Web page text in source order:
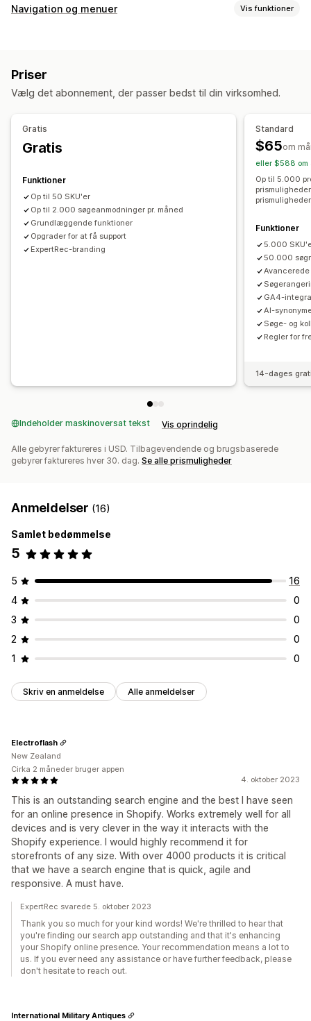
Søgefunktioner
Produktanbefalinger
Personlig søgning Tilpasset rangering
Søgelinje
Visningstilpasning
Filtervisning
Side med søgeresultater
Sortering
Analyser
Indblik med kunstig intelligens
Konverteringssporing
Navigation og menuer Vis funktioner
Tilpasning
Træk og slip-editor
Flere sprog
Priser
Vælg det abonnement, der passer bedst til din virksomhed.
Gratis
Gratis
Funktioner
Op til 50 SKU'er
Op til 2.000 søgeanmodninger pr. måned
Grundlæggende funktioner
Opgrader for at få support
ExpertRec-branding
Standard
$65om
eller $588 om
Op til 5.000
Funktioner
5.000
50.000
GA4-
AI-
Søge- og
Regler for
14-dages
Indeholder maskinoversat tekst Vis oprindelig
Alle gebyrer faktureres i USD. Tilbagevendende og brugsbaserede
gebyrer faktureres hver 30. dag. Se alle prismuligheder
Anmeldelser (16)
Samlet bedømmelse
5
5
16
4
0
3
0
2
0
1
0
Skriv en anmeldelse Alle anmeldelser
4. oktober 2023
This is an outstanding search engine and the best I have seen
for an online presence in Shopify. Works extremely well for all
devices and is very clever in the way it interacts with the
Shopify experience. I would highly recommend it for
storefronts of any size. With over 4000 products it is critical
that we have a search engine that is quick, agile and
responsive. A must have.
Electroflash
New Zealand
Cirka 2 måneder bruger appen
ExpertRec svarede 5. oktober 2023
Thank you so much for your kind words! We're thrilled to hear that
you're finding our search app outstanding and that it's enhancing
your Shopify online presence. Your recommendation means a lot to
us. If you ever need any assistance or have further feedback, please
don't hesitate to reach out.
International Military Antiques